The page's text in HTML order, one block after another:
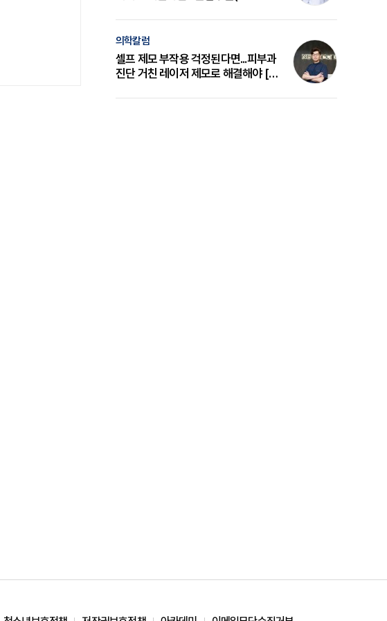
의학칼럼
셀프 제모 부작용 걱정된다면...피부과
진단 거친 레이저 제모로 해결해야 [변